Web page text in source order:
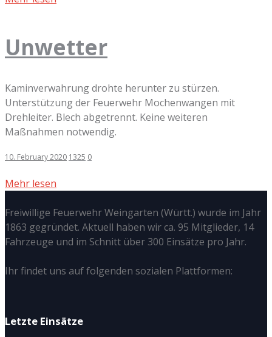
Unwetter
Kaminverwahrung drohte herunter zu stürzen.
Unterstützung der Feuerwehr Mochenwangen mit
Drehleiter. Blech abgetrennt. Keine weiteren
Maßnahmen notwendig.
10. February 2020 1325 0
Mehr lesen
Freiwillige Feuerwehr Weingarten (Württ.) wurde im Jahr
1863 gegründet. Aktuell haben wir ca. 95 Mitglieder, 14
Fahrzeuge und im Schnitt über 300 Einsätze pro Jahr.
Ihr findet uns auf folgenden sozialen Plattformen:
Letzte Einsätze